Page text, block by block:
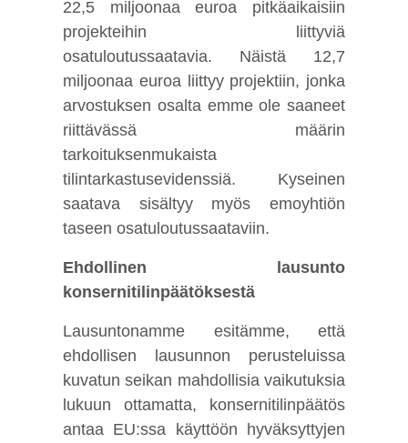
22,5 miljoonaa euroa pitkäaikaisiin
projekteihin liittyviä
osatuloutussaatavia. Näistä 12,7
miljoonaa euroa liittyy projektiin, jonka
arvostuksen osalta emme ole saaneet
riittävässä määrin
tarkoituksenmukaista
tilintarkastusevidenssiä. Kyseinen
saatava sisältyy myös emoyhtiön
taseen osatuloutussaataviin.
Ehdollinen lausunto
konsernitilinpäätöksestä
Lausuntonamme esitämme, että
ehdollisen lausunnon perusteluissa
kuvatun seikan mahdollisia vaikutuksia
lukuun ottamatta, konsernitilinpäätös
antaa EU:ssa käyttöön hyväksyttyjen